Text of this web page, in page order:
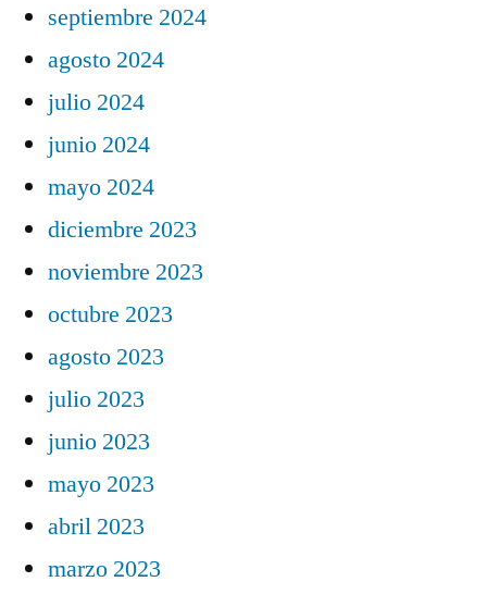
septiembre 2024
agosto 2024
julio 2024
junio 2024
mayo 2024
diciembre 2023
noviembre 2023
octubre 2023
agosto 2023
julio 2023
junio 2023
mayo 2023
abril 2023
marzo 2023